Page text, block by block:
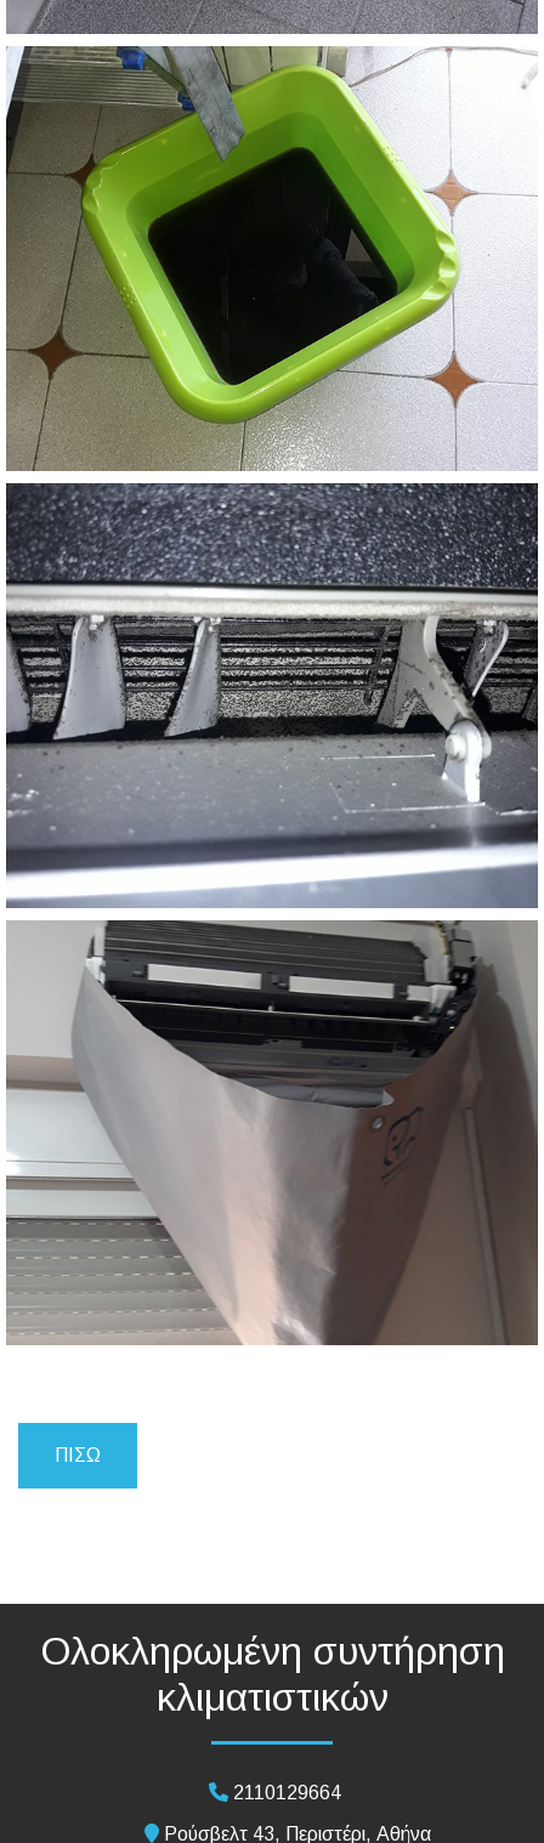
ΠΊΣΩ
Ολοκληρωμένη συντήρηση
κλιματιστικών
2110129664
Ρούσβελτ 43, Περιστέρι, Αθήνα